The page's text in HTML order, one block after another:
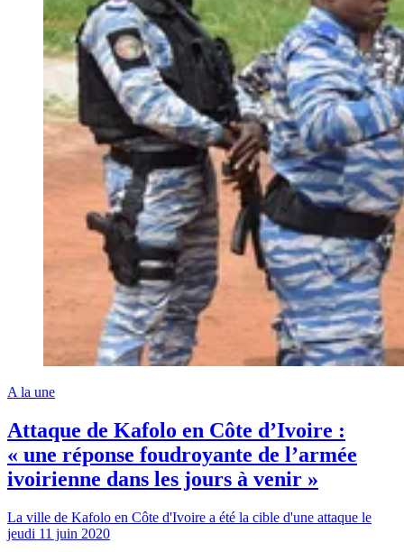
A la une
Attaque de Kafolo en Côte d’Ivoire :
« une réponse foudroyante de l’armée
ivoirienne dans les jours à venir »
La ville de Kafolo en Côte d'Ivoire a été la cible d'une attaque le
jeudi 11 juin 2020